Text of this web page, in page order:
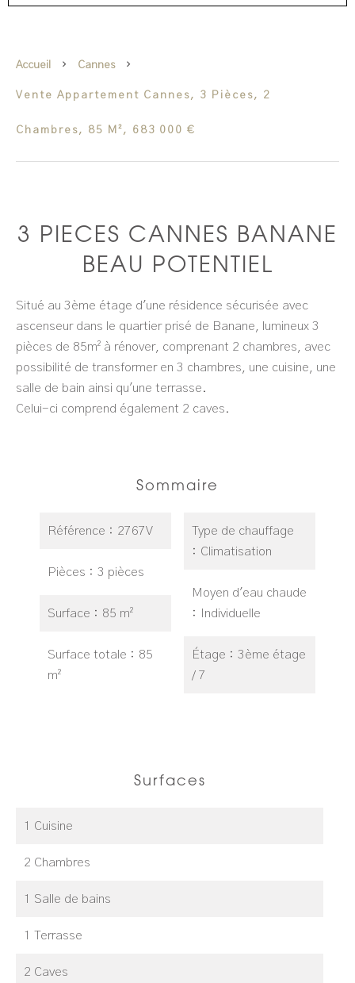
Accueil Cannes
Vente Appartement Cannes, 3 Pièces, 2
Chambres, 85 M², 683 000 €
3 PIECES CANNES BANANE
BEAU POTENTIEL
Situé au 3ème étage d'une résidence sécurisée avec
ascenseur dans le quartier prisé de Banane, lumineux 3
pièces de 85m² à rénover, comprenant 2 chambres, avec
possibilité de transformer en 3 chambres, une cuisine, une
salle de bain ainsi qu'une terrasse.
Celui-ci comprend également 2 caves.
Sommaire
Référence 2767V
Pièces 3 pièces
Surface 85 m²
Surface totale
85
m²
Type de chauffage
Climatisation
Moyen d'eau chaude
Individuelle
Étage
3ème étage
/ 7
Surfaces
1 Cuisine
2 Chambres
1 Salle de bains
1 Terrasse
2 Caves